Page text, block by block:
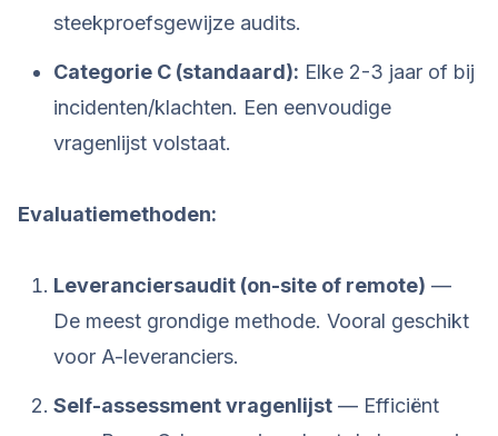
steekproefsgewijze audits.
Categorie C (standaard): Elke 2-3 jaar of bij
incidenten/klachten. Een eenvoudige
vragenlijst volstaat.
Evaluatiemethoden:
Leveranciersaudit (on-site of remote) —
De meest grondige methode. Vooral geschikt
voor A-leveranciers.
Self-assessment vragenlijst — Efficiënt